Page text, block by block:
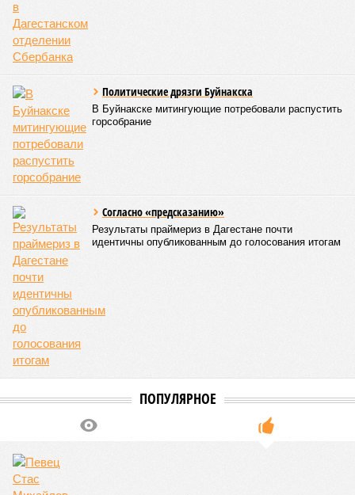
Политические дрязги Буйнакска
В Буйнакске митингующие потребовали распустить
горсобрание
Согласно «предсказанию»
Результаты праймериз в Дагестане почти
идентичны опубликованным до голосования итогам
ПОПУЛЯРНОЕ